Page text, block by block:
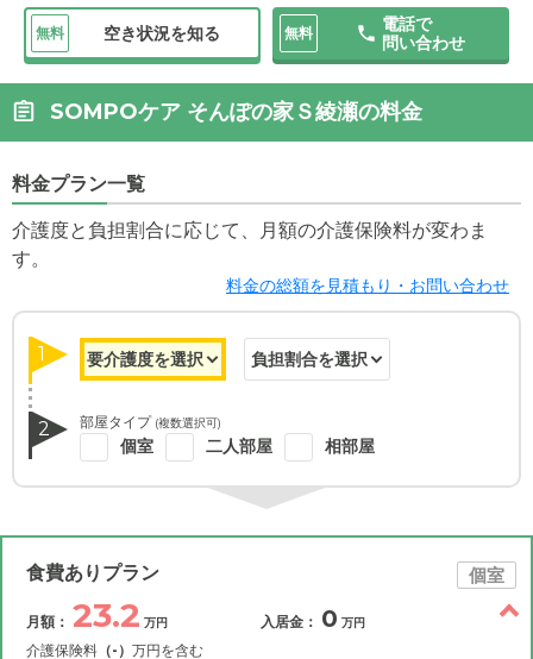
無料 空き状況を知る 無料
電話で
問い合わせ
SOMPOケア そんぽの家Ｓ綾瀬の料金
料金プラン一覧
介護度と負担割合に応じて、月額の介護保険料が変わま
す。
料金の総額を見積もり・お問い合わせ
1
2 部屋タイプ (複数選択可)
個室 二人部屋 相部屋
食費ありプラン 個室
月額： 23.2 万円
介護保険料 （-） 万円を含む
入居金： 0 万円